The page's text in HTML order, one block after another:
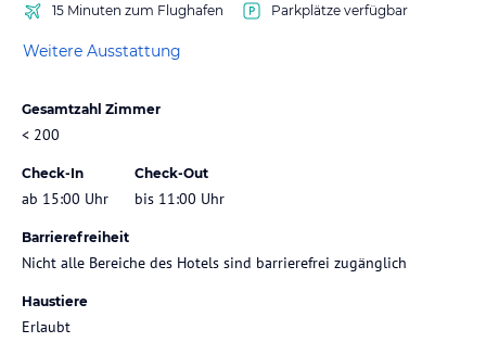
15 Minuten zum Flughafen
Parkplätze verfügbar
Weitere Ausstattung
Gesamtzahl Zimmer
< 200
Check-In
ab 15:00 Uhr
Check-Out
bis 11:00 Uhr
Barrierefreiheit
Nicht alle Bereiche des Hotels sind barrierefrei zugänglich
Haustiere
Erlaubt